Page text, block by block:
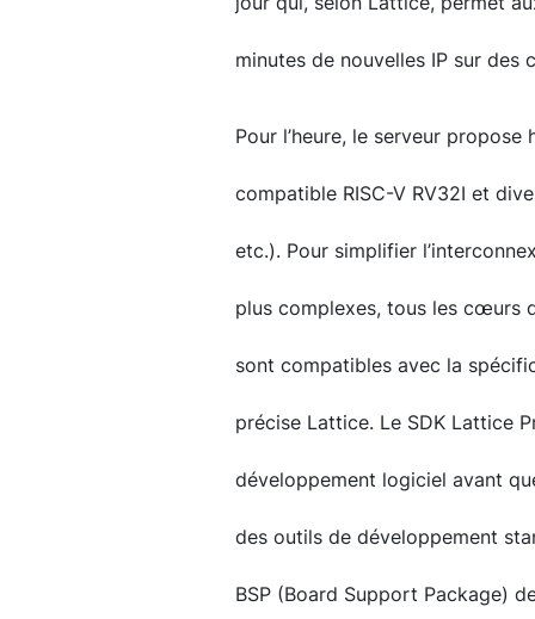
minutes de nouvelles IP sur des
Pour l’heure, le serveur
compatible RISC-V RV32I et
etc.). Pour simplifier
plus complexes, tous les cœurs
sont compatibles avec la
précise Lattice. Le SDK Lattice
développement logiciel avant
des outils de développement
BSP (Board Support Package)